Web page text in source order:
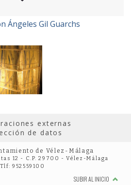
Ángeles Gil Guarchs
externas
de datos
de Vélez-Málaga
12 - C.P. 29700 - Vélez-Málaga
Tlf: 952559100
SUBIR AL INICIO